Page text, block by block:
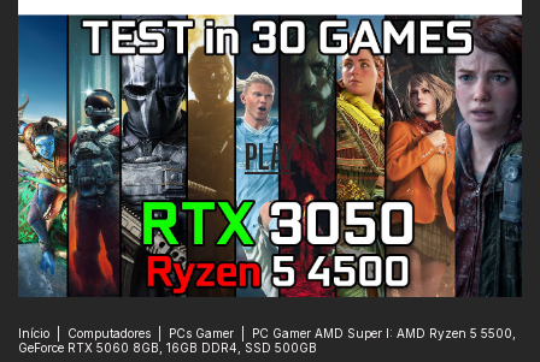
PLAY
Início Computadores PCs Gamer
PC Gamer AMD Super I: AMD Ryzen 5 5500,
GeForce RTX 5060 8GB, 16GB DDR4, SSD 500GB